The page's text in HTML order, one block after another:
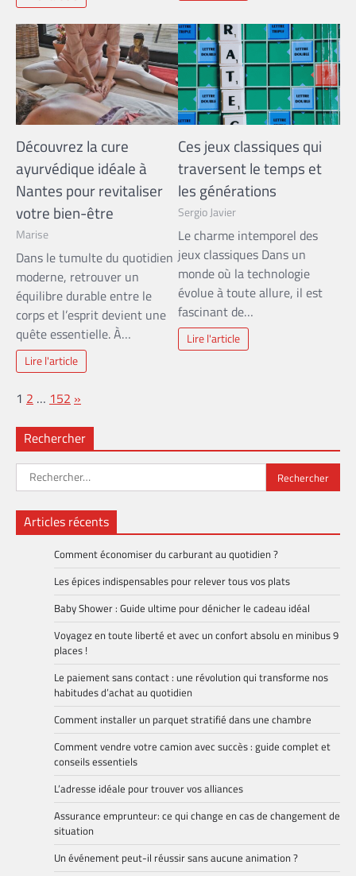
Découvrez la cure
ayurvédique idéale à
Nantes pour revitaliser
votre bien-être
Marise
Dans le tumulte du quotidien
moderne, retrouver un
équilibre durable entre le
corps et l’esprit devient une
quête essentielle. À…
Lire l'article
Ces jeux classiques qui
traversent le temps et
les générations
Sergio Javier
Le charme intemporel des
jeux classiques Dans un
monde où la technologie
évolue à toute allure, il est
fascinant de…
Lire l'article
Page:
1 2 … 152 Next
»
Rechercher
Rechercher :
Articles récents
Comment économiser du carburant au quotidien ?
Les épices indispensables pour relever tous vos plats
Baby Shower : Guide ultime pour dénicher le cadeau idéal
Voyagez en toute liberté et avec un confort absolu en minibus 9
places !
Le paiement sans contact : une révolution qui transforme nos
habitudes d’achat au quotidien
Comment installer un parquet stratifié dans une chambre
Comment vendre votre camion avec succès : guide complet et
conseils essentiels
L’adresse idéale pour trouver vos alliances
Assurance emprunteur: ce qui change en cas de changement de
situation
Un événement peut-il réussir sans aucune animation ?